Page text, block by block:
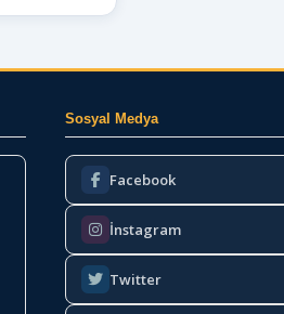
Sosyal Medya
Facebook
İnstagram
Twitter